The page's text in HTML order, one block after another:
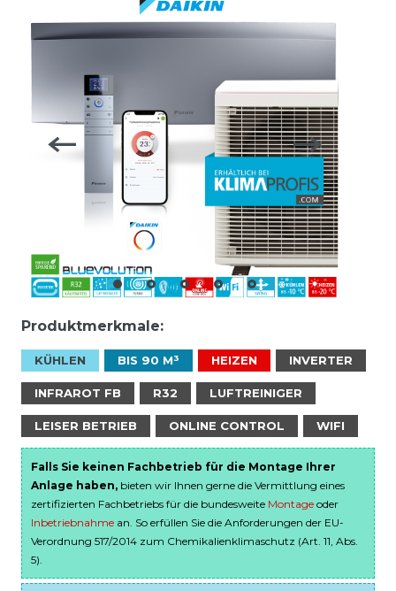
Produktmerkmale:
KÜHLEN BIS 90 M³ HEIZEN INVERTER
INFRAROT FB R32 LUFTREINIGER
LEISER BETRIEB ONLINE CONTROL WIFI
Falls Sie keinen Fachbetrieb für die Montage Ihrer
Anlage haben, bieten wir Ihnen gerne die Vermittlung eines
zertifizierten Fachbetriebs für die bundesweite Montage oder
Inbetriebnahme an. So erfüllen Sie die Anforderungen der EU-
Verordnung 517/2014 zum Chemikalienklimaschutz (Art. 11, Abs.
5).